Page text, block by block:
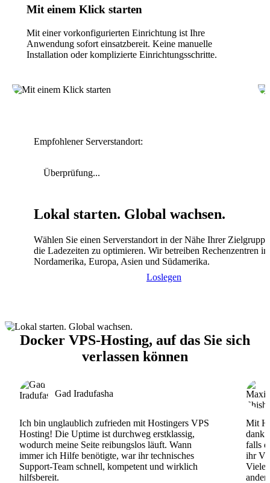
Mit einem Klick starten
Mit einer vorkonfigurierten Einrichtung ist Ihre
Anwendung sofort einsatzbereit. Keine manuelle
Installation oder komplizierte Einrichtungsschritte.
Empfohlener Serverstandort:
Überprüfung...
Lokal starten. Global wachsen.
Wählen Sie einen Serverstandort in der Nähe Ihrer
die Ladezeiten zu optimieren. Wir betreiben Rechenzentren in
Nordamerika, Europa, Asien und Südamerika.
Loslegen
Docker VPS-Hosting, auf das Sie sich
verlassen können
Gad Iradufasha
Ich bin unglaublich zufrieden mit Hostingers VPS
Hosting! Die Uptime ist durchweg erstklassig,
wodurch meine Seite reibungslos läuft. Wann
immer ich Hilfe benötigte, war ihr technisches
Support-Team schnell, kompetent und wirklich
hilfsbereit.
Mit
dank
falls
ihr